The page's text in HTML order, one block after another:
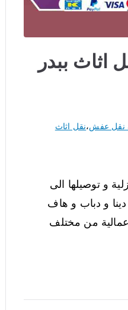
شركة نقل اثاث ببدر
نقل عفش،نقل اثاث
و توصيلها الى
و دباب و هاف
من مختلف